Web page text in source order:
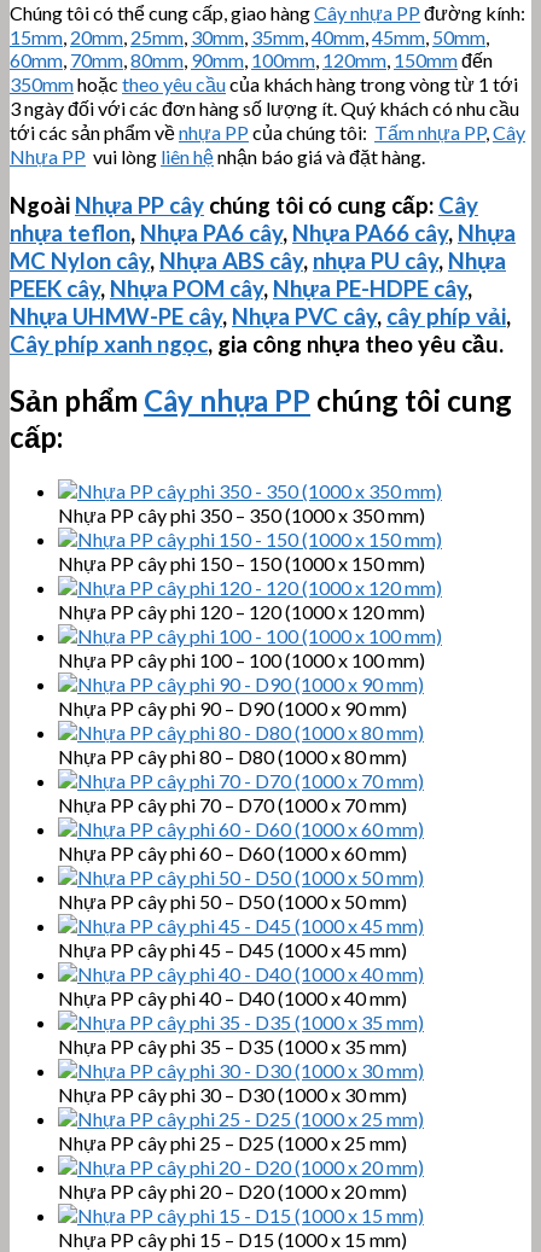
Chúng tôi có thể cung cấp, giao hàngCây nhựa PP đường kính:
15mm, 20mm, 25mm, 30mm, 35mm,40mm,45mm, 50mm,
60mm, 70mm,80mm, 90mm, 100mm, 120mm, 150mmđến
350mmhoặc theo yêu cầucủa khách hàng trong vòng từ 1 tới
3 ngày đối với các đơn hàng số lượng ít. Quý khách có nhu cầu
tới các sản phẩm vềnhựa PP của chúng tôi: Tấm nhựa PP,Cây
Nhựa PP vui lòng liên hệnhận báo giá và đặt hàng.
Ngoài Nhựa PP cây chúng tôi có cung cấp: Cây
nhựa teflon, Nhựa PA6 cây, Nhựa PA66 cây, Nhựa
MC Nylon cây, Nhựa ABS cây, nhựa PU cây, Nhựa
PEEK cây, Nhựa POM cây, Nhựa PE-HDPE cây,
Nhựa UHMW-PE cây, Nhựa PVC cây, cây phíp vải,
Cây phíp xanh ngọc, gia công nhựa theo yêu cầu.
Sản phẩm Cây nhựa PP chúng tôi cung
cấp:
Nhựa PP cây phi 350 – 350 (1000 x 350 mm)
Nhựa PP cây phi 150 – 150 (1000 x 150 mm)
Nhựa PP cây phi 120 – 120 (1000 x 120 mm)
Nhựa PP cây phi 100 – 100 (1000 x 100 mm)
Nhựa PP cây phi 90 – D90 (1000 x 90 mm)
Nhựa PP cây phi 80 – D80 (1000 x 80 mm)
Nhựa PP cây phi 70 – D70 (1000 x 70 mm)
Nhựa PP cây phi 60 – D60 (1000 x 60 mm)
Nhựa PP cây phi 50 – D50 (1000 x 50 mm)
Nhựa PP cây phi 45 – D45 (1000 x 45 mm)
Nhựa PP cây phi 40 – D40 (1000 x 40 mm)
Nhựa PP cây phi 35 – D35 (1000 x 35 mm)
Nhựa PP cây phi 30 – D30 (1000 x 30 mm)
Nhựa PP cây phi 25 – D25 (1000 x 25 mm)
Nhựa PP cây phi 20 – D20 (1000 x 20 mm)
Nhựa PP cây phi 15 – D15 (1000 x 15 mm)